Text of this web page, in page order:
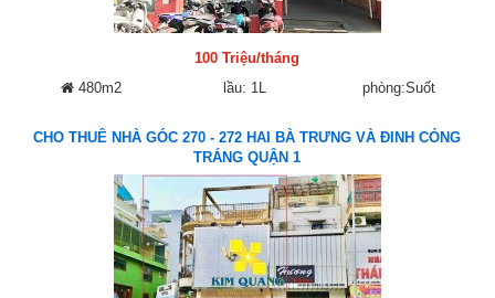
100 Triệu/tháng
480m2
lầu: 1L phòng:Suốt
CHO THUÊ NHÀ GÓC 270 - 272 HAI BÀ TRƯNG VÀ ĐINH CỎNG
TRÁNG QUẬN 1